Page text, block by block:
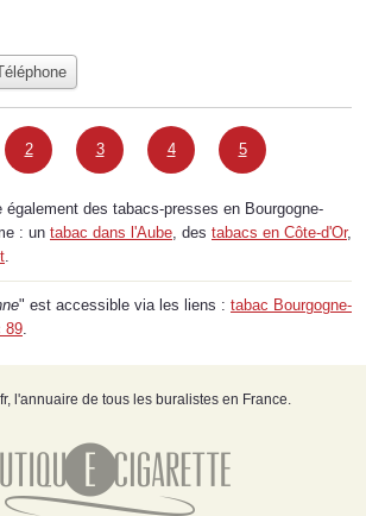
2 3 4 5
également des tabacs-presses en Bourgogne-
: un tabac dans l'Aube , des tabacs en Côte-d'Or,
" est accessible via les liens : tabac Bourgogne-
89
l'annuaire de tous les buralistes en France.